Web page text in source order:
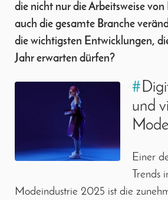
die nicht nur die Arbeitsweise
auch die gesamte Branche
die wichtigsten Entwicklungen,
Jahr erwarten dürfen?
#
und
Einer
Trends
Modeindustrie 2025 ist die